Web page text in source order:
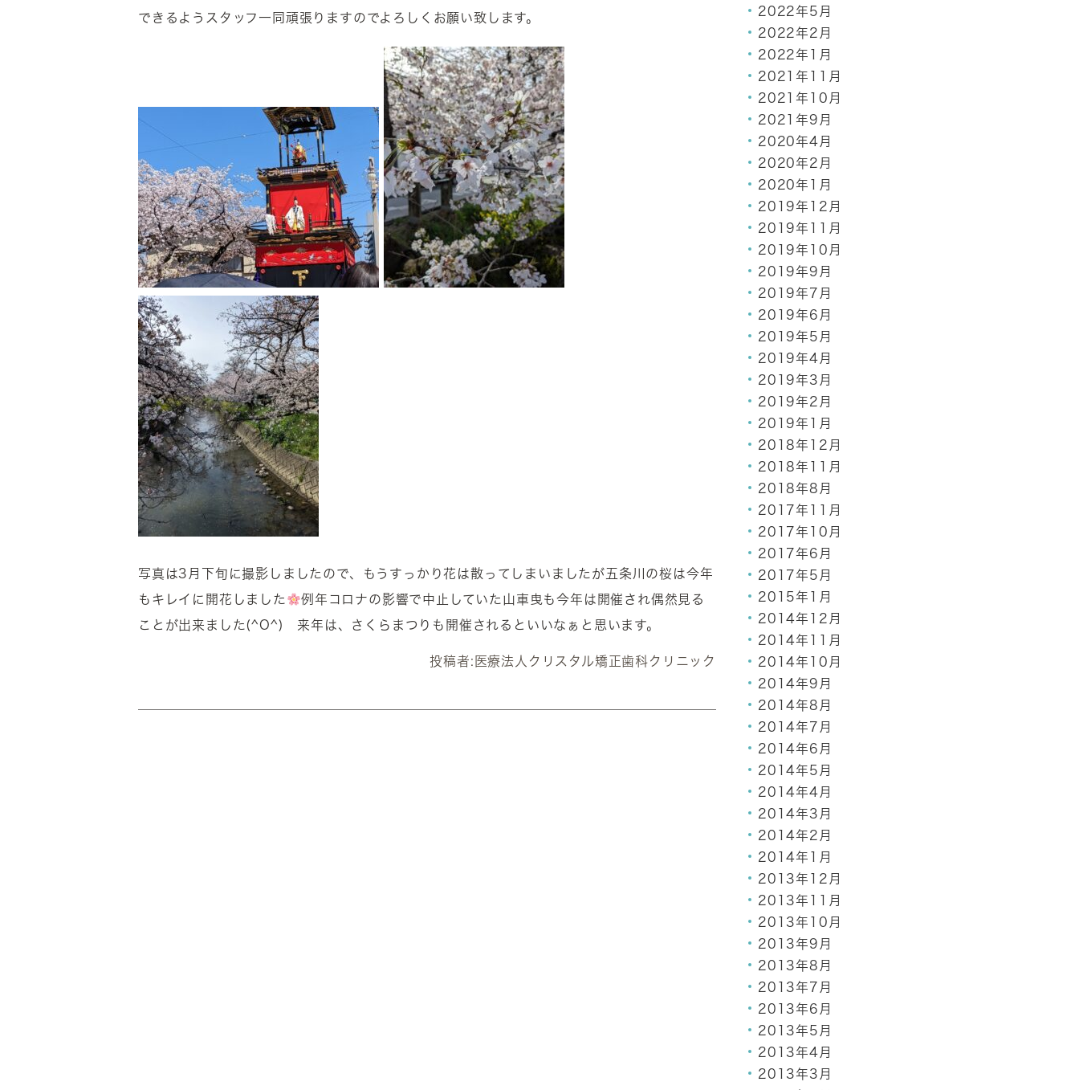
できるようスタッフ一同頑張りますのでよろしくお願い致します。
写真は3月下旬に撮影しましたので、もうすっかり花は散ってしまいましたが五条川の桜は今年
もキレイに開花しました
例年コロナの影響で中止していた山車曳も今年は開催され偶然見る
ことが出来ました(^O^) 来年は、さくらまつりも開催されるといいなぁと思います。
投稿者: 医療法人クリスタル矯正歯科クリニック
2022年5月
2022年2月
2022年1月
2021年11月
2021年10月
2021年9月
2020年4月
2020年2月
2020年1月
2019年12月
2019年11月
2019年10月
2019年9月
2019年7月
2019年6月
2019年5月
2019年4月
2019年3月
2019年2月
2019年1月
2018年12月
2018年11月
2018年8月
2017年11月
2017年10月
2017年6月
2017年5月
2015年1月
2014年12月
2014年11月
2014年10月
2014年9月
2014年8月
2014年7月
2014年6月
2014年5月
2014年4月
2014年3月
2014年2月
2014年1月
2013年12月
2013年11月
2013年10月
2013年9月
2013年8月
2013年7月
2013年6月
2013年5月
2013年4月
2013年3月